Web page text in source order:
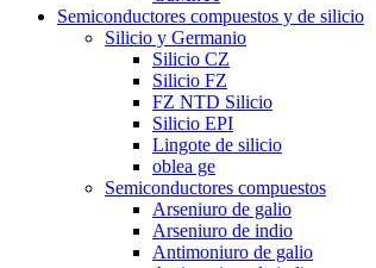
Semiconductores compuestos y de silicio
Silicio y Germanio
Silicio CZ
Silicio FZ
FZ NTD Silicio
Silicio EPI
Lingote de silicio
oblea ge
Semiconductores compuestos
Arseniuro de galio
Arseniuro de indio
Antimoniuro de galio